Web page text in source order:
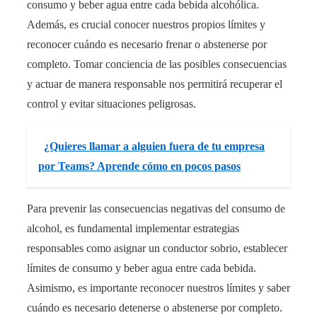
consumo y beber agua entre cada bebida alcohólica.
Además, es crucial conocer nuestros propios límites y
reconocer cuándo es necesario frenar o abstenerse por
completo. Tomar conciencia de las posibles consecuencias
y actuar de manera responsable nos permitirá recuperar el
control y evitar situaciones peligrosas.
¿Quieres llamar a alguien fuera de tu empresa
por Teams? Aprende cómo en pocos pasos
Para prevenir las consecuencias negativas del consumo de
alcohol, es fundamental implementar estrategias
responsables como asignar un conductor sobrio, establecer
límites de consumo y beber agua entre cada bebida.
Asimismo, es importante reconocer nuestros límites y saber
cuándo es necesario detenerse o abstenerse por completo.